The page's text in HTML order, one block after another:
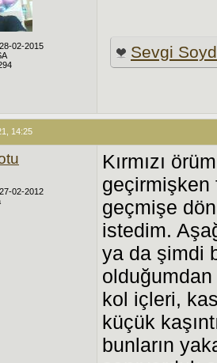
02-2015
Sevgi
14:25
02-2012
Kırmızı
geçirmişken
geçmişe
istedim.
ya da şimdi
kol içleri,
küçük
bunların